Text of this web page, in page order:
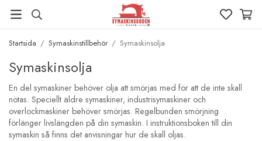
Startsida / Symaskinstillbehör / Symaskinsolja
Symaskinsolja
En del symaskiner behöver olja att smörjas med för att de inte skall
nötas. Speciellt äldre symaskiner, industrisymaskiner och
overlockmaskiner behöver smörjas. Regelbunden smörjning
förlänger livslängden på din symaskin. I instruktionsboken till din
symaskin så finns det anvisningar hur de skall oljas.